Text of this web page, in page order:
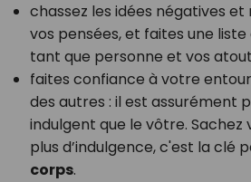
chassez les idées négatives et
vos pensées, et faites une
tant que personne et vos
faites confiance à votre
des autres : il est assurément
indulgent que le vôtre.
plus d’indulgence, c'est la clé
corps.